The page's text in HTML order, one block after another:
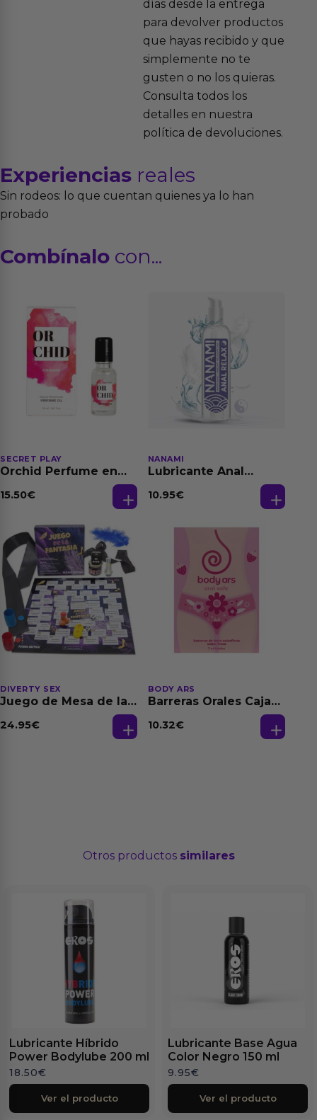
días desde la entrega
para devolver productos
que hayas recibido y que
simplemente no te
gusten o no los quieras.
Consulta todos los
detalles en nuestra
política de devoluciones.
Experiencias reales
Sin rodeos: lo que cuentan quienes ya lo han
probado
Combínalo con...
SECRET PLAY
Orchid Perfume en
Feromonas 20 ml
15.50€
NANAMI
Lubricante Anal
Dilatación Base Agua
10.95€
DIVERTY SEX
Juego de Mesa de las
24.95€
BODY ARS
Barreras Orales Caja
10.32€
Otros productos similares
Lubricante Híbrido
Power Bodylube 200 ml
18.50€
Ver el producto
Lubricante Base Agua
Color Negro 150 ml
9.95€
Ver el producto